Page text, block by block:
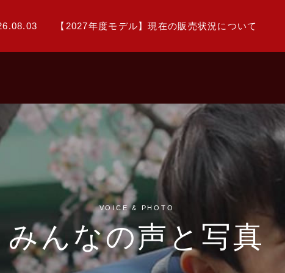
【2027年度モデル】現在の販売状況について
VOICE & PHOTO
みんなの声と写真